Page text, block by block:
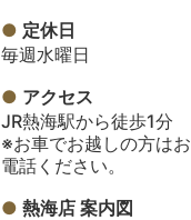
定休日
毎週水曜日
アクセス
JR熱海駅から徒歩1分
※お車でお越しの方はお
電話ください。
熱海店 案内図